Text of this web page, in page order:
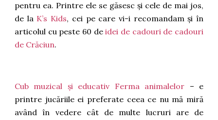
pentru ea. Printre ele se găsesc și cele de mai jos,
de la K’s Kids, cei pe care vi-i recomandam și în
articolul cu peste 60 deidei de cadouri de cadouri
de Crăciun.
Cub muzical și educativ Ferma animalelor – e
printre jucăriile ei preferate ceea ce nu mă miră
având în vedere cât de multe lucruri are de